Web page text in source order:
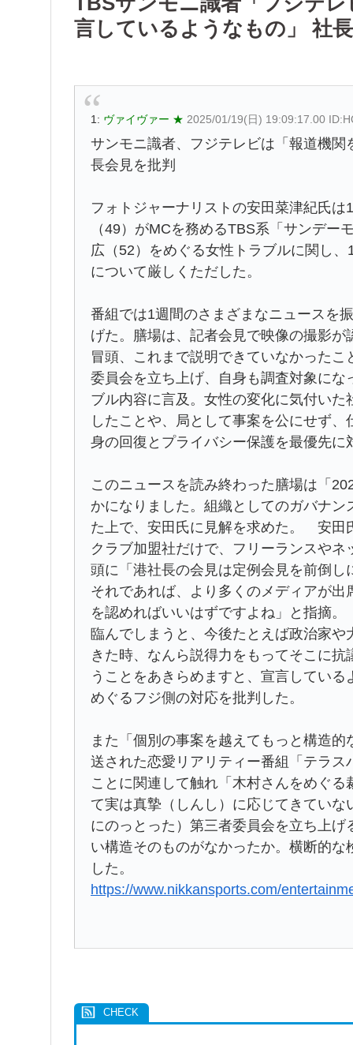
言しているようなもの」 社
1: ヴァイヴァー ★ 2025/01/19(日) 19:09:17.00
サンモニ識者、フジテレビは「報道機
長会見を批判
フォトジャーナリストの安田菜津紀氏
（49）がMCを務めるTBS系「サンデ
広（52）をめぐる女性トラブルに関し
について厳しくただした。
番組では1週間のさまざまなニュースを
げた。膳場は、記者会見で映像の撮影
冒頭、これまで説明できていなかった
委員会を立ち上げ、自身も調査対象に
ブル内容に言及。女性の変化に気付い
したことや、局として事案を公にせず
身の回復とプライバシー保護を最優先
このニュースを読み終わった膳場は「
かになりました。組織としてのガバナ
た上で、安田氏に見解を求めた。 安田
クラブ加盟社だけで、フリーランスや
頭に「港社長の会見は定例会見を前倒
それであれば、より多くのメディアが
を認めればいいはずですよね」と指摘
臨んでしまうと、今後たとえば政治家
きた時、なんら説得力をもってそこに
うことをあきらめますと、宣言してい
めぐるフジ側の対応を批判した。
また「個別の事案を越えてもっと構造
送された恋愛リアリティー番組「テラ
ことに関連して触れ「木村さんをめぐ
て実は真摯（しんし）に応じてきてい
にのっとった）第三者委員会を立ち上
い構造そのものがなかったか。横断的
した。
https://www.nikkansports.com/